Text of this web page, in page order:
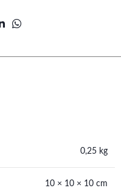
0,25 kg
10 × 10 × 10 cm